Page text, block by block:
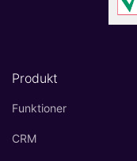
Produkt
Funktioner
CRM